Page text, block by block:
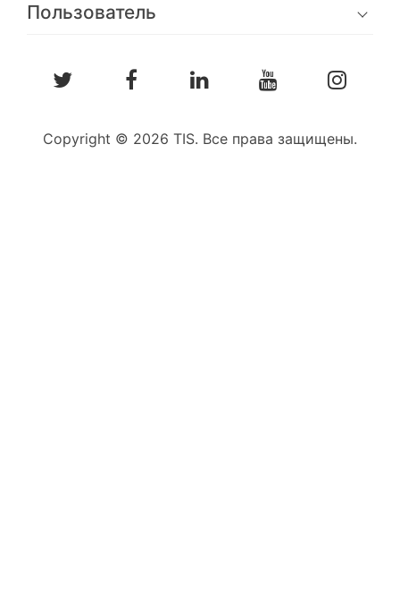
Пользователь
Copyright © 2026 TIS. Все права защищены.